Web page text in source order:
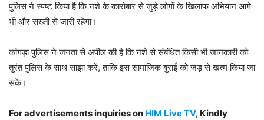
पुलिस ने स्पष्ट किया है कि नशे के कारोबार से जुड़े लोगों के खिलाफ अभियान आगे
भी और सख्ती से जारी रहेगा।
कांगड़ा पुलिस ने जनता से अपील की है कि नशे से संबंधित किसी भी जानकारी को
तुरंत पुलिस के साथ साझा करें, ताकि इस सामाजिक बुराई को जड़ से खत्म किया जा
सके।
For advertisements inquiries on HIM Live TV, Kindly